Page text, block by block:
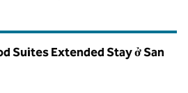
Suites Extended Stay ở San